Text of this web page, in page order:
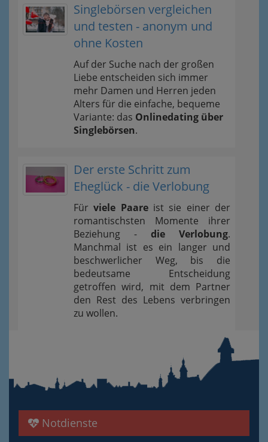
Singlebörsen vergleichen
und testen - anonym und
ohne Kosten
Auf der Suche nach der großen
Liebe entscheiden sich immer
mehr Damen und Herren jeden
Alters für die einfache, bequeme
Variante: das Onlinedating über
Singlebörsen.
Der erste Schritt zum
Eheglück - die Verlobung
Fürviele Paareist sie einer der
romantischsten Momente ihrer
Beziehung - die Verlobung.
Manchmal ist es ein langer und
beschwerlicher Weg, bis die
bedeutsame Entscheidung
getroffen wird, mit dem Partner
den Rest des Lebens verbringen
zu wollen.
Notdienste